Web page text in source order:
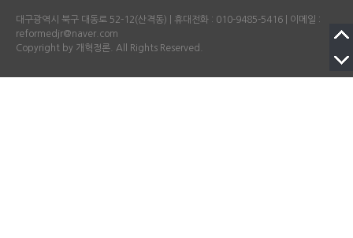
대구광역시 북구 대동로 52-12(산격동) | 휴대전화 : 010-9485-5416 | 이메일 :
reformedjr@naver.com
Copyright by 개혁정론. All Rights Reserved.